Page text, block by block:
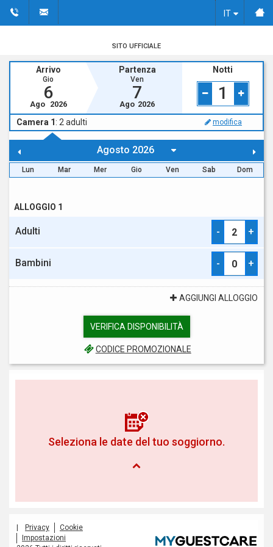
SITO UFFICIALE
IT
Arrivo
Gio
6
Ago 2026
Partenza
Ven
7
Ago 2026
Notti
1
Camera 1 : 2 adulti modifica
Lun Mar Mer Gio Ven Sab Dom
ALLOGGIO 1
Adulti - +
Bambini - +
AGGIUNGI ALLOGGIO
VERIFICA DISPONIBILITÀ
CODICE PROMOZIONALE
Seleziona le date del tuo soggiorno.
Privacy
Cookie
Impostazioni